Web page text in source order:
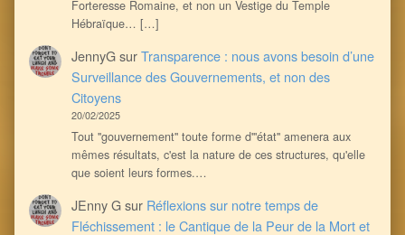
Forteresse Romaine, et non un Vestige du Temple
Hébraïque… […]
JennyGsurTransparence : nous avons besoin d’une
Surveillance des Gouvernements, et non des
Citoyens
20/02/2025
Tout ''gouvernement'' toute forme d'''état'' amenera aux
mêmes résultats, c'est la nature de ces structures, qu'elle
que soient leurs formes.…
JEnny Gsur Réflexions sur notre temps de
Fléchissement : le Cantique de la Peur de la Mort et